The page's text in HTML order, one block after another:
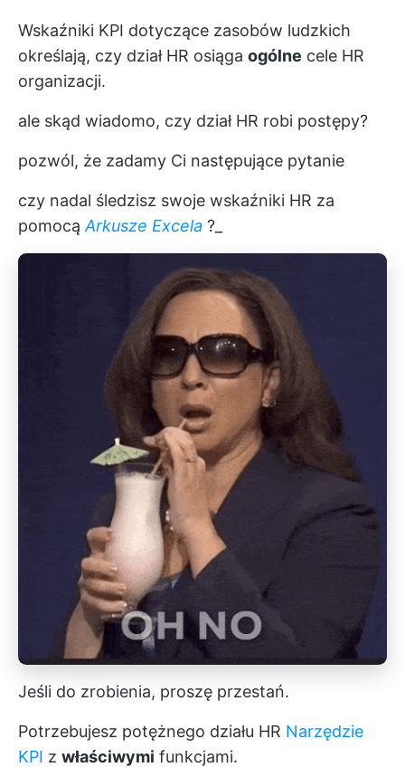
Wskaźniki KPI dotyczące zasobów ludzkich
określają, czy dział HR osiąga ogólne cele HR
organizacji.
ale skąd wiadomo, czy dział HR robi postępy?
pozwól, że zadamy Ci następujące pytanie
czy nadal śledzisz swoje wskaźniki HR za
pomocą Arkusze Excela ?_
Jeśli do zrobienia, proszę przestań.
Potrzebujesz potężnego działu HR Narzędzie
KPI z właściwymi funkcjami.